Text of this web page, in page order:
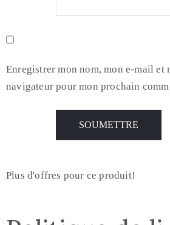
Enregistrer mon nom, mon e-mail et
navigateur pour mon prochain
Plus d'offres pour ce produit!